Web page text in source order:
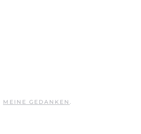
MEINE GEDANKEN .